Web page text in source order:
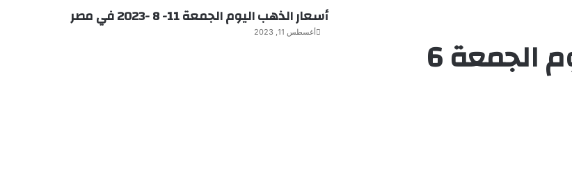
استقرار سعر الذهب اليوم الجمعة 6
أسعار الذهب اليوم الجمعة 11- 8 -2023 في مصر
أغسطس 11, 2023